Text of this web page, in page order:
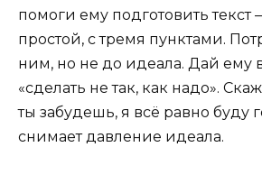
помоги ему подготовить текст
простой, с тремя пунктами.
ним, но не до идеала. Дай ему
«сделать не так, как надо».
ты забудешь, я всё равно буду
снимает давление идеала.